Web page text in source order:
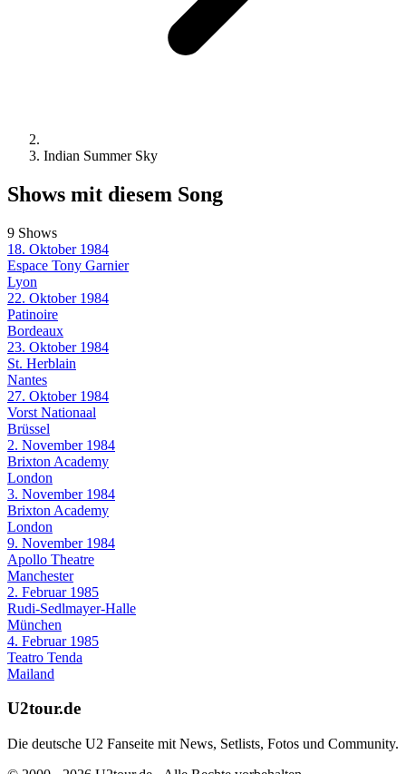
Indian Summer Sky
Shows mit diesem Song
9 Shows
18. Oktober 1984
Espace Tony Garnier
Lyon
22. Oktober 1984
Patinoire
Bordeaux
23. Oktober 1984
St. Herblain
Nantes
27. Oktober 1984
Vorst Nationaal
Brüssel
2. November 1984
Brixton Academy
London
3. November 1984
Brixton Academy
London
9. November 1984
Apollo Theatre
Manchester
2. Februar 1985
Rudi-Sedlmayer-Halle
München
4. Februar 1985
Teatro Tenda
Mailand
U2tour.de
Die deutsche U2 Fanseite mit News, Setlists, Fotos und Community.